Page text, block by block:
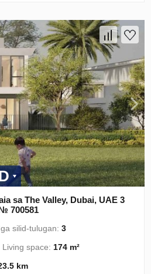
sa The Valley, Dubai, UAE 3
700581
silid-tulugan:3
Living space: 174 m²
km